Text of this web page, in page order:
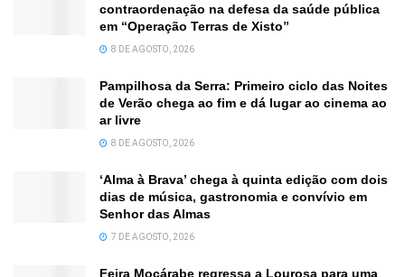
contraordenação na defesa da saúde pública
em “Operação Terras de Xisto”
8 DE AGOSTO, 2026
Pampilhosa da Serra: Primeiro ciclo das Noites
de Verão chega ao fim e dá lugar ao cinema ao
ar livre
8 DE AGOSTO, 2026
‘Alma à Brava’ chega à quinta edição com dois
dias de música, gastronomia e convívio em
Senhor das Almas
7 DE AGOSTO, 2026
Feira Moçárabe regressa a Lourosa para uma